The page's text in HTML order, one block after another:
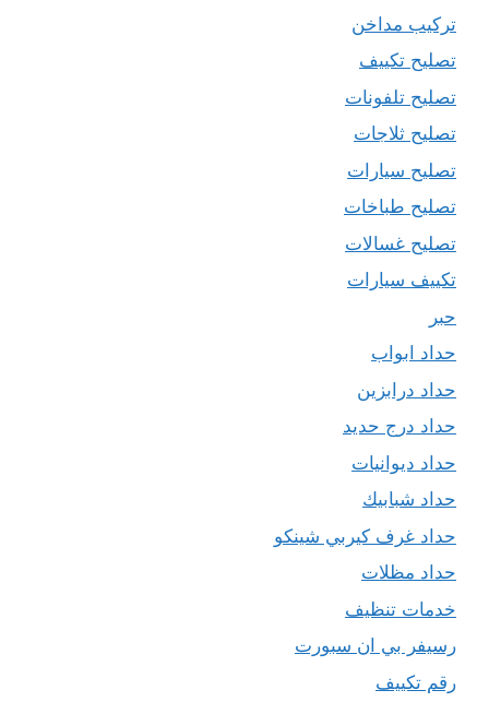
تركيب مداخن
تصليح تكييف
تصليح تلفونات
تصليح ثلاجات
تصليح سيارات
تصليح طباخات
تصليح غسالات
تكييف سيارات
حبر
حداد ابواب
حداد درابزين
حداد درج حديد
حداد ديوانيات
حداد شبابيك
حداد غرف كيربي شينكو
حداد مظلات
خدمات تنظيف
رسيفر بي ان سبورت
رقم تكييف